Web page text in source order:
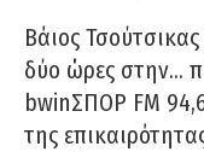
Βάιος
δύο ώρες στην…
bwinΣΠΟΡ FM
της